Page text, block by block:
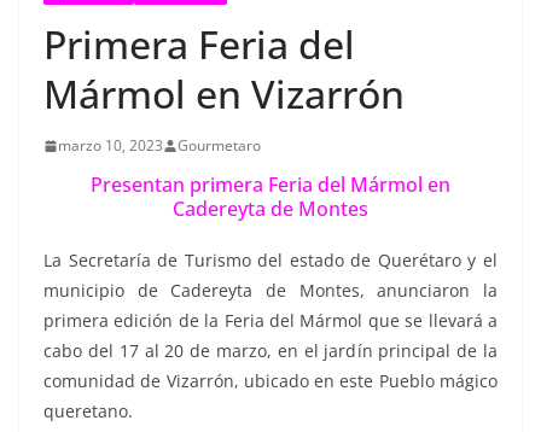
Primera Feria del
Mármol en Vizarrón
marzo 10, 2023 Gourmetaro
Presentan primera Feria del Mármol en
Cadereyta de Montes
La Secretaría de Turismo del estado de Querétaro y el
municipio de Cadereyta de Montes, anunciaron la
primera edición de la Feria del Mármol que se llevará a
cabo del 17 al 20 de marzo, en el jardín principal de la
comunidad de Vizarrón, ubicado en este Pueblo mágico
queretano.